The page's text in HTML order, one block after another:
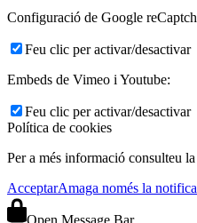
Configuració de Google
Feu clic per activar/desactivar
Embeds de Vimeo i Youtube:
Feu clic per activar/desactivar
Política de cookies
Per a més informació consulteu la
AcceptarAmaga només la